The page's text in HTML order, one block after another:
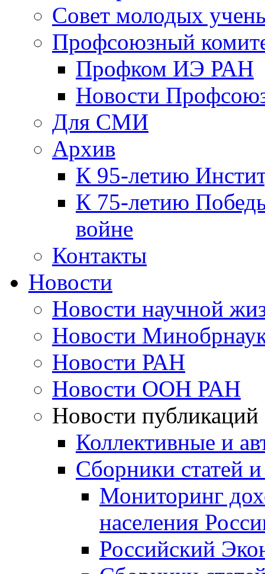
Совет молодых
Профсоюзный
Профком ИЭ РАН
Новости
Для СМИ
Архив
К 95-летию
К 75-летию
войне
Контакты
Новости
Новости научной
Новости
Новости РАН
Новости ООН РАН
Новости публикаций
Коллективные и
Сборники статей
Мониторинг
населения
Российский